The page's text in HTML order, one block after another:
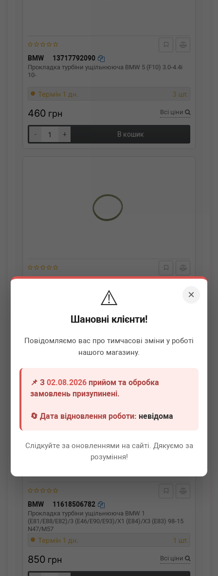
×
⚠️
Шановні клієнти!
Повідомляємо вас про тимчасові зміни у роботі
нашого магазину.
📌 З02.08.2026 прийом та обробка
замовлень призупинені.
🔄 Дата відновлення роботи:невідома
Слідкуйте за оновленнями на сайті. Дякуємо за
розуміння!
BMW 13717792090
Прокладка турбіни ущільнююча BMW 5 (F10) 3.0-4.4i
10-
Термін 1 дн. 3 шт.
460 грн Всі ціни
- + В кошик
BMW 11617796622
Прокладка турбіни BMW 3 (E90)/5 (E60/F10/G30/F90)/7
(F01-F04/G11/G12) 07- B57/N47
Термін 1 дн.
750
В кошик
BMW 11618506782
Прокладка турбіни ущільнююча BMW 1
(E81/E88/E82)/3 (E46/E90/E93)/X1 (E84)/X3 (E83) 98-15
N47/M57
Термін 1 дн. 1 шт.
850 грн Всі ціни